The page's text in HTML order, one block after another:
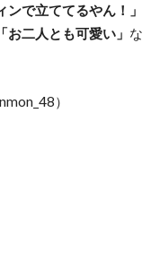
ンで立ててるやん！」
お二人とも可愛い」 な
）